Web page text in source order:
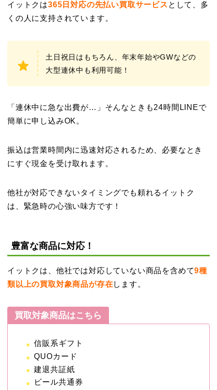
イットクは365日対応の先払い買取サービス として、多
くの人に支持されています。
土日祝日はもちろん、年末年始やGWなどの
大型連休中も利用可能！
「連休中に急な出費が…」そんなときも24時間LINEで
簡単に申し込みOK。
振込は営業時間内に迅速対応されるため、必要なとき
にすぐ現金を受け取れます。
他社が対応できないタイミングでも頼れるイットク
は、緊急時の心強い味方です！
豊富な商品に対応！
イットクは、他社では対応していない商品を含めて9種
類以上の買取対象商品が存在します。
買取対象商品はこちら
信販系ギフト
QUOカード
建退共証紙
ビール共通券